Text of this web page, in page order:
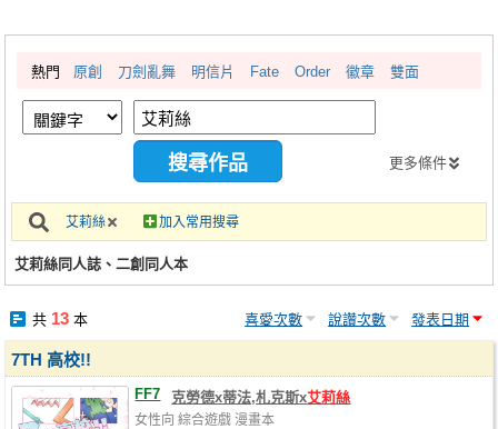
繪圖藝廊
交流中心
攤位轉讓區
會員中心
註冊會員
熱門 原創 刀劍亂舞 明信片 Fate Order 徽章 雙面
更多條件
艾莉絲 加入常用搜尋
艾莉絲同人誌、二創同人本
共 13本 喜愛次數 說讚次數 發表日期
7TH 高校!!
FF7 克勞德x蒂法,札克斯x艾莉絲
女性向 綜合遊戲 漫畫本